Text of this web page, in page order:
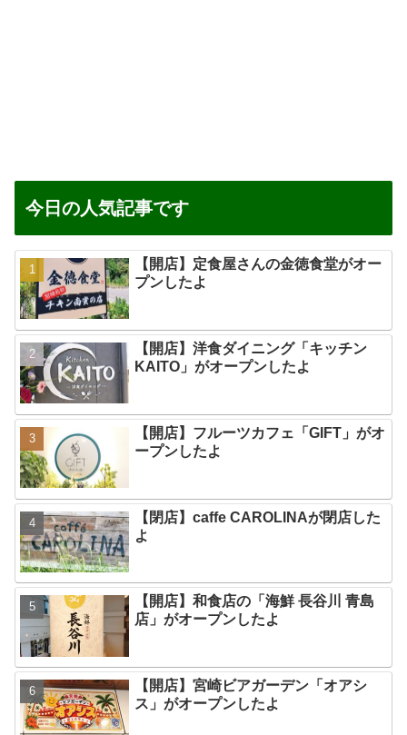
今日の人気記事です
【開店】定食屋さんの金徳食堂がオー
プンしたよ
【開店】洋食ダイニング「キッチン
KAITO」がオープンしたよ
【開店】フルーツカフェ「GIFT」がオ
ープンしたよ
【閉店】caffe CAROLINAが閉店した
よ
【開店】和食店の「海鮮 長谷川 青島
店」がオープンしたよ
【開店】宮崎ビアガーデン「オアシ
ス」がオープンしたよ